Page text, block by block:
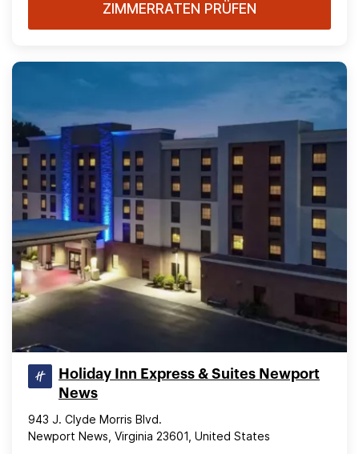
ZIMMERRATEN PRÜFEN
Holiday Inn Express & Suites Newport
News
943 J. Clyde Morris Blvd.
Newport News, Virginia 23601, United States